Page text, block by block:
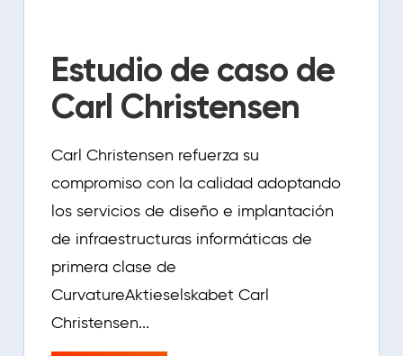
Estudio de caso de
Carl Christensen
Carl Christensen refuerza su
compromiso con la calidad adoptando
los servicios de diseño e implantación
de infraestructuras informáticas de
primera clase de
CurvatureAktieselskabet Carl
Christensen...